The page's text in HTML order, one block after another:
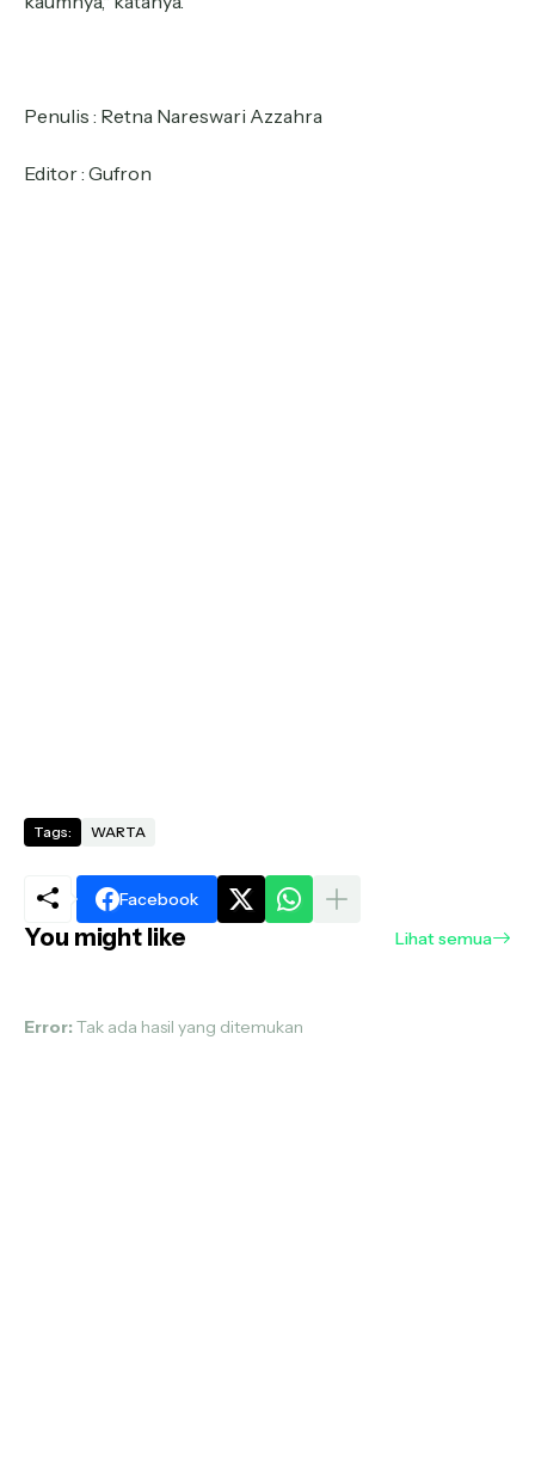
Penulis : Retna Nareswari Azzahra
Editor : Gufron
Tags: WARTA
Facebook
You might like Lihat semua
Error: Tak ada hasil yang ditemukan